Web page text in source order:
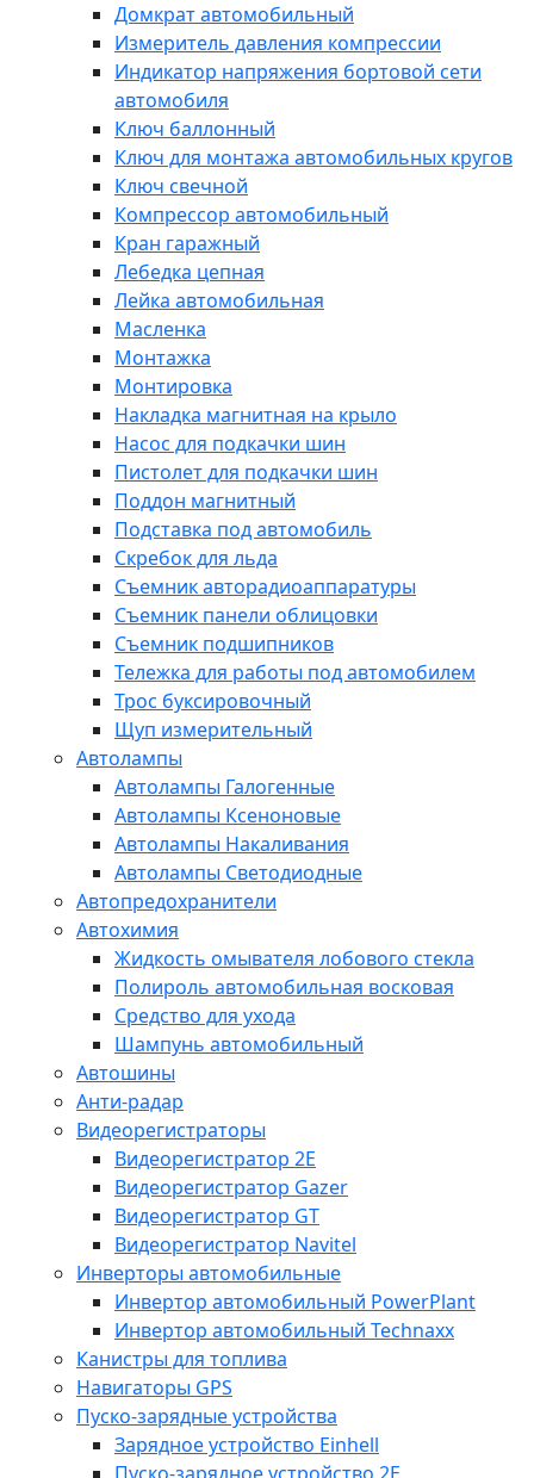
Домкрат автомобильный
Измеритель давления компрессии
Индикатор напряжения бортовой сети
автомобиля
Ключ баллонный
Ключ для монтажа автомобильных кругов
Ключ свечной
Компрессор автомобильный
Кран гаражный
Лебедка цепная
Лейка автомобильная
Масленка
Монтажка
Монтировка
Накладка магнитная на крыло
Насос для подкачки шин
Пистолет для подкачки шин
Поддон магнитный
Подставка под автомобиль
Скребок для льда
Съемник авторадиоаппаратуры
Съемник панели облицовки
Съемник подшипников
Тележка для работы под автомобилем
Трос буксировочный
Щуп измерительный
Автолампы
Автолампы Галогенные
Автолампы Ксеноновые
Автолампы Накаливания
Автолампы Светодиодные
Автопредохранители
Автохимия
Жидкость омывателя лобового стекла
Полироль автомобильная восковая
Средство для ухода
Шампунь автомобильный
Автошины
Анти-радар
Видеорегистраторы
Видеорегистратор 2E
Видеорегистратор Gazer
Видеорегистратор GT
Видеорегистратор Navitel
Инверторы автомобильные
Инвертор автомобильный PowerPlant
Инвертор автомобильный Technaxx
Канистры для топлива
Навигаторы GPS
Пуско-зарядные устройства
Зарядное устройство Einhell